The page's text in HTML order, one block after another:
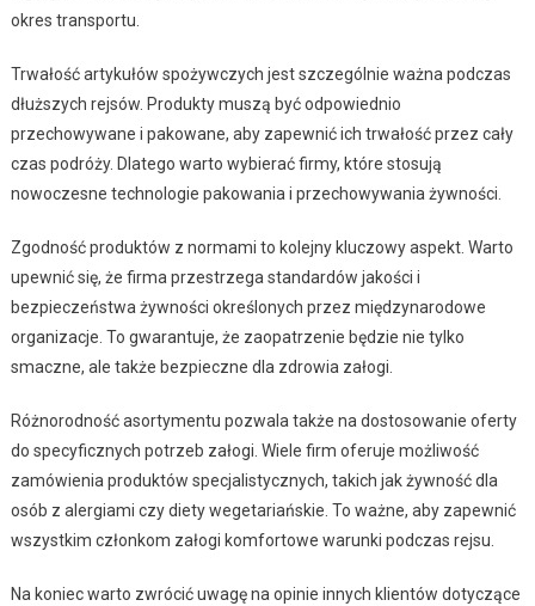
okres transportu.
Trwałość artykułów spożywczych jest szczególnie ważna podczas
dłuższych rejsów. Produkty muszą być odpowiednio
przechowywane i pakowane, aby zapewnić ich trwałość przez cały
czas podróży. Dlatego warto wybierać firmy, które stosują
nowoczesne technologie pakowania i przechowywania żywności.
Zgodność produktów z normami to kolejny kluczowy aspekt. Warto
upewnić się, że firma przestrzega standardów jakości i
bezpieczeństwa żywności określonych przez międzynarodowe
organizacje. To gwarantuje, że zaopatrzenie będzie nie tylko
smaczne, ale także bezpieczne dla zdrowia załogi.
Różnorodność asortymentu pozwala także na dostosowanie oferty
do specyficznych potrzeb załogi. Wiele firm oferuje możliwość
zamówienia produktów specjalistycznych, takich jak żywność dla
osób z alergiami czy diety wegetariańskie. To ważne, aby zapewnić
wszystkim członkom załogi komfortowe warunki podczas rejsu.
Na koniec warto zwrócić uwagę na opinie innych klientów dotyczące